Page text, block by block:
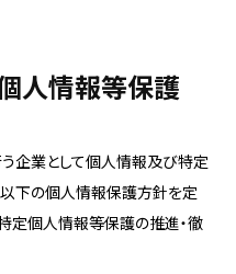
人情報等保護
企業として個人情報及び特定
下の個人情報保護方針を定
定個人情報等保護の推進・徹